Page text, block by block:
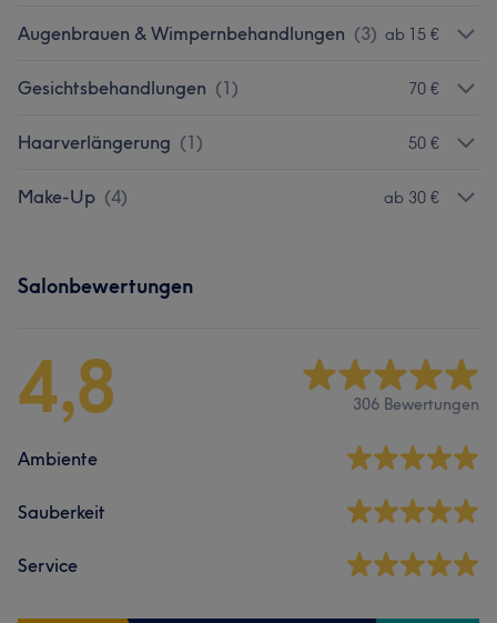
Augenbrauen & Wimpernbehandlungen (3) ab 15 €
Gesichtsbehandlungen (1) 70 €
Haarverlängerung (1) 50 €
Make-Up (4) ab 30 €
Salonbewertungen
4,8 306 Bewertungen
Ambiente
Sauberkeit
Service